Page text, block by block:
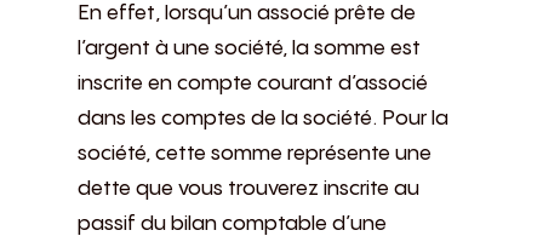
En effet, lorsqu’un associé prête de
l’argent à une société, la somme est
inscrite en compte courant d’associé
dans les comptes de la société. Pour la
société, cette somme représente une
dette que vous trouverez inscrite au
passif du bilan comptable d’une